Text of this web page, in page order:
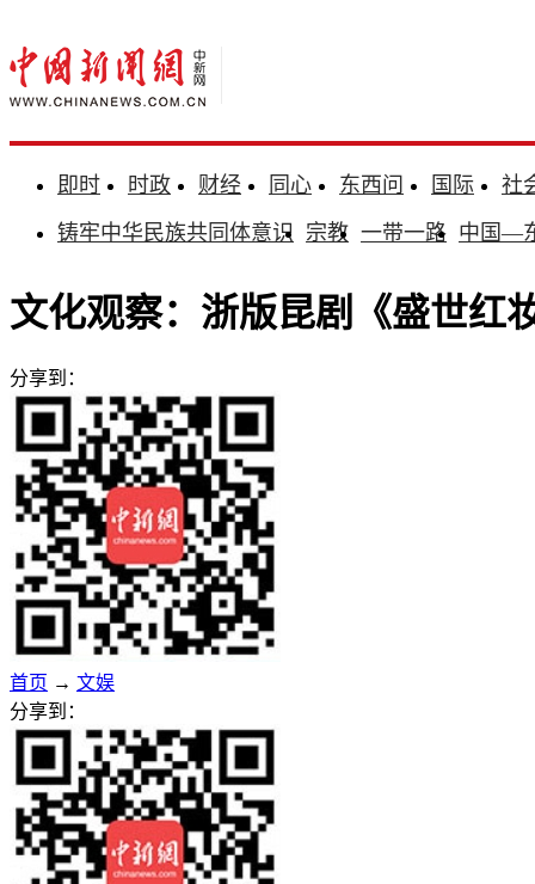
即时 时政 财经 同心 东西问 国际
社
铸牢中华民族共同体意识 宗教 一带一路 中国—
文化观察：浙版昆剧《盛世红
分享到：
首页 → 文娱
分享到：